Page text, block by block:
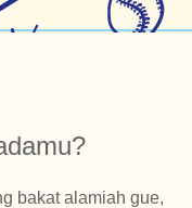
bakat alamiah gue,